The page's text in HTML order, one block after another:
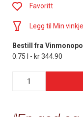
Favoritt
Legg til Min
Bestill fra
0.75 l - kr 344.90